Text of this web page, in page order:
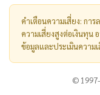
คำเตือนความเสี่ยง: กา
ความเสี่ยงสูงต่อเงินทุน
ข้อมูลและประเมินความ
©